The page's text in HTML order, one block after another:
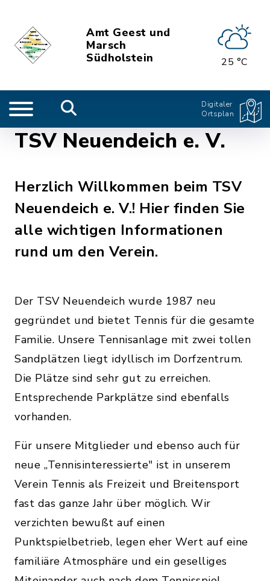
Amt Geest und
Marsch
Südholstein
25 °C
Digitaler
Ortsplan
TSV Neuendeich e. V.
Herzlich Willkommen beim TSV
Neuendeich e. V.! Hier finden Sie
alle wichtigen Informationen
rund um den Verein.
Der TSV Neuendeich wurde 1987 neu
gegründet und bietet Tennis für die gesamte
Familie. Unsere Tennisanlage mit zwei tollen
Sandplätzen liegt idyllisch im Dorfzentrum.
Die Plätze sind sehr gut zu erreichen.
Entsprechende Parkplätze sind ebenfalls
vorhanden.
Für unsere Mitglieder und ebenso auch für
neue ,,Tennisinteressierte" ist in unserem
Verein Tennis als Freizeit und Breitensport
fast das ganze Jahr über möglich. Wir
verzichten bewußt auf einen
Punktspielbetrieb, legen eher Wert auf eine
familiäre Atmosphäre und ein geselliges